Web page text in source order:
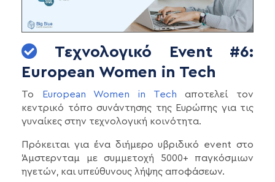
Τεχνολογικό Event #6:
European Women in Tech
Το European Women in Tech αποτελεί τον
κεντρικό τόπο συνάντησης της Ευρώπης για τις
γυναίκες στην τεχνολογική κοινότητα.
Πρόκειται για ένα διήμερο υβριδικό event στο
Άμστερνταμ με συμμετοχή 5000+ παγκόσμιων
ηγετών, και υπεύθυνους λήψης αποφάσεων.